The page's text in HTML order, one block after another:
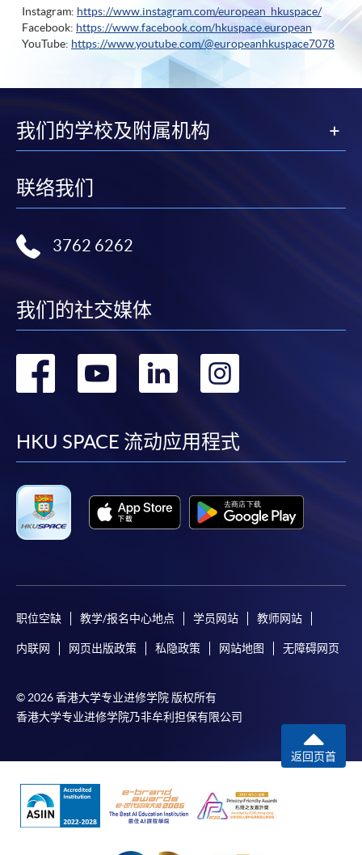
Instagram: https://www.instagram.com/european_hkuspace/
Facebook: https://www.facebook.com/hkuspace.european
YouTube: https://www.youtube.com/@europeanhkuspace7078
我们的学校及附属机构
联络我们
3762 6262
我们的社交媒体
转
facebook
转
youtube
转
linkedin
HKU SPACE 流动应用程式
职位空缺 教学/报名中心地点 学员网站 教师网站
内联网 网页出版政策 私隐政策 网站地图 无障碍网页
© 2026 香港大学专业进修学院 版权所有
香港大学专业进修学院乃非牟利担保有限公司
返回页首